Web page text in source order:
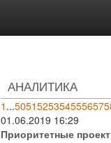
АНАЛИТИКА
1 ...5051525354555657
01.06.2019 16:29
Приоритетные